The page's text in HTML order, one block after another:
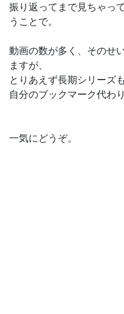
振り返ってまで見ちゃっ
うことで。
動画の数が多く、そのせ
ますが、
とりあえず長期シリーズ
自分のブックマーク代わ
一気にどうぞ。